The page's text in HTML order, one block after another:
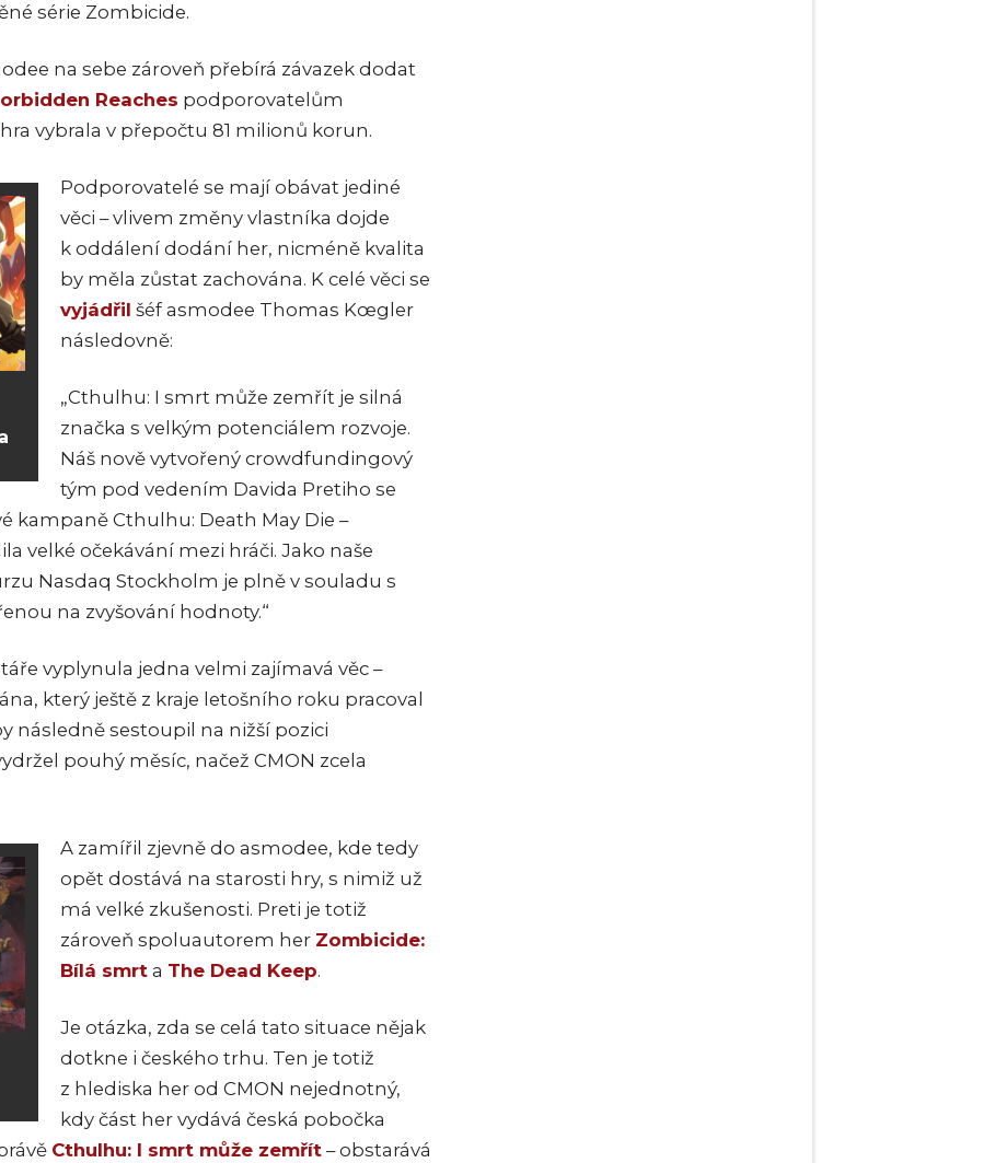
série Zombicide.
na sebe zároveň přebírá závazek dodat
Reaches podporovatelům
vybrala v přepočtu 81 milionů korun.
Podporovatelé se mají obávat jediné
věci – vlivem změny vlastníka dojde
k oddálení dodání her, nicméně kvalita
by měla zůstat zachována. K celé věci se
vyjádřil šéf asmodee Thomas Kœgler
následovně:
„Cthulhu: I smrt může zemřít je silná
značka s velkým potenciálem rozvoje.
Náš nově vytvořený crowdfundingový
tým pod vedením Davida Pretiho se
kampaně Cthulhu: Death May Die –
velké očekávání mezi hráči. Jako naše
Nasdaq Stockholm je plně v souladu s
na zvyšování hodnoty.“
vyplynula jedna velmi zajímavá věc –
který ještě z kraje letošního roku pracoval
následně sestoupil na nižší pozici
pouhý měsíc, načež CMON zcela
A zamířil zjevně do asmodee, kde tedy
opět dostává na starosti hry, s nimiž už
má velké zkušenosti. Preti je totiž
zároveň spoluautorem her Zombicide:
Bílá smrt a The Dead Keep.
Je otázka, zda se celá tato situace nějak
dotkne i českého trhu. Ten je totiž
z hlediska her od CMON nejednotný,
kdy část her vydává česká pobočka
Cthulhu: I smrt může zemřít – obstarává